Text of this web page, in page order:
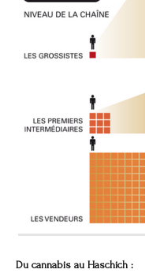
Du cannabis au Haschich :